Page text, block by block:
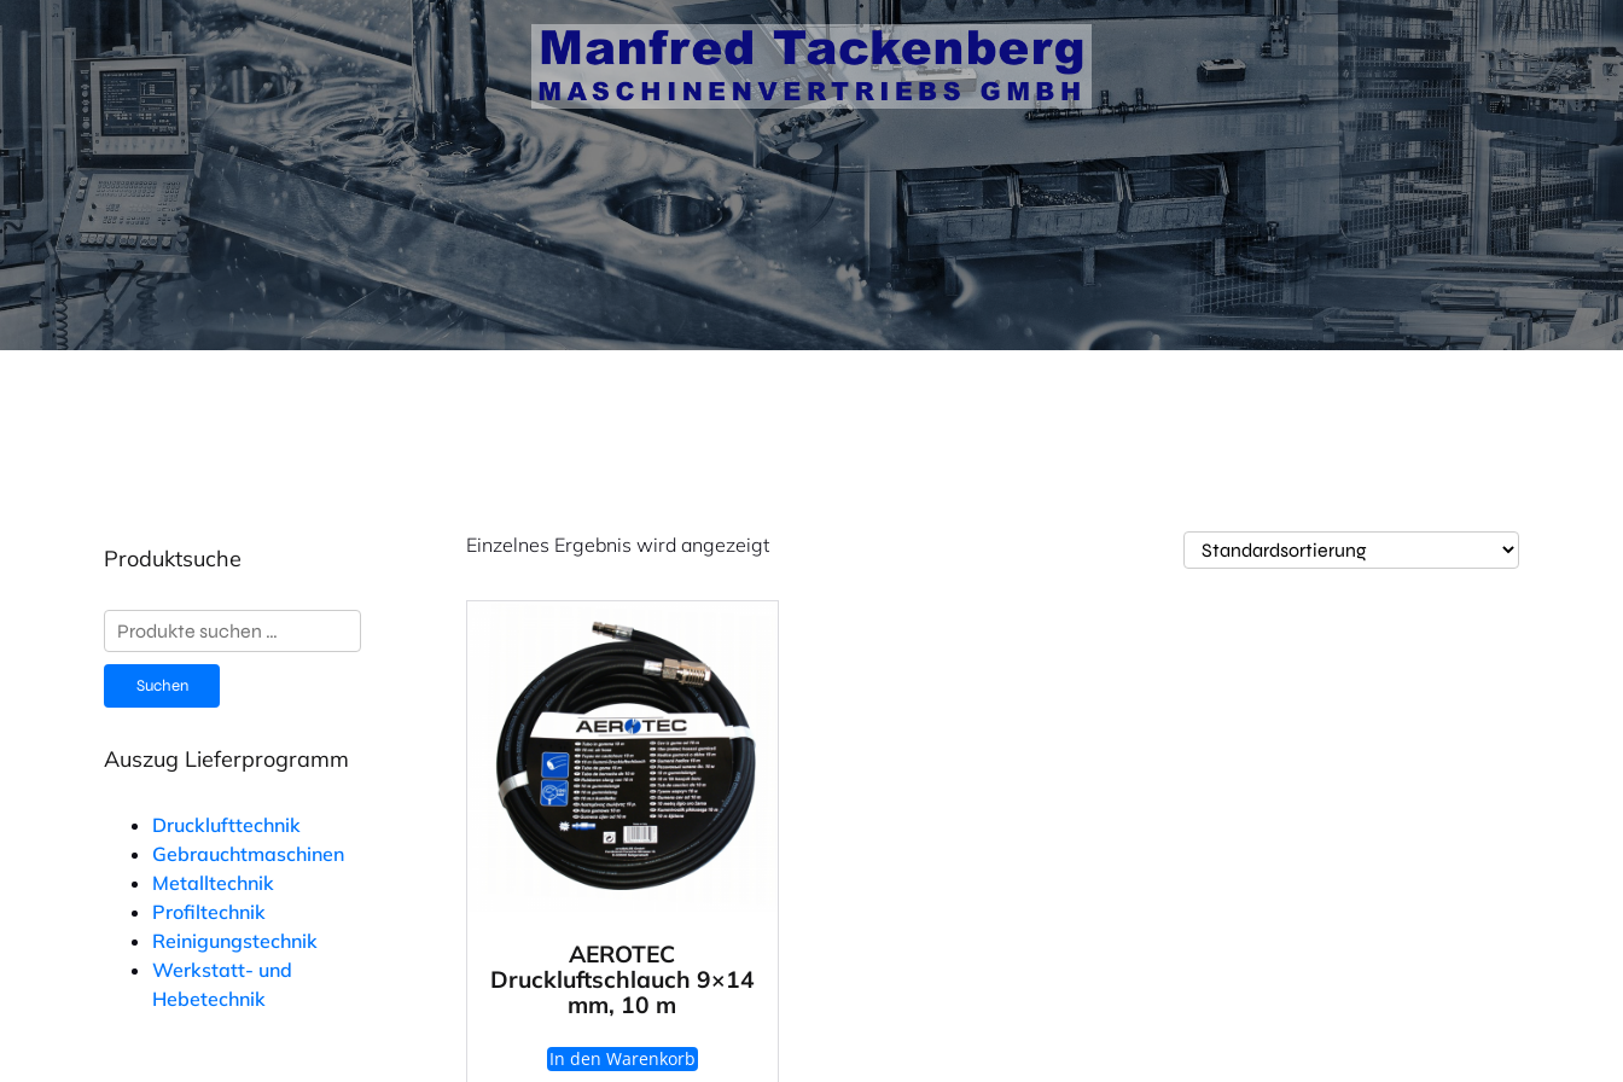
Produktsuche
Suchen
nach:
Suchen
Auszug Lieferprogramm
Drucklufttechnik
Gebrauchtmaschinen
Metalltechnik
Profiltechnik
Reinigungstechnik
Werkstatt- und
Hebetechnik
Einzelnes Ergebnis wird angezeigt
AEROTEC
Druckluftschlauch 9×14
mm, 10 m
In den Warenkorb